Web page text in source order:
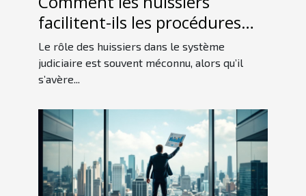
facilitent-ils les procédures
judiciaires ?
Le rôle des huissiers dans le système
judiciaire est souvent méconnu, alors qu’il
s’avère...